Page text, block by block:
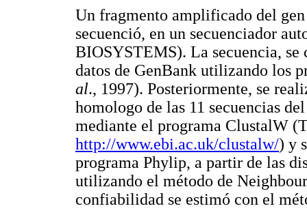
Un fragmento amplificado del
secuenció, en un secuenciador
BIOSYSTEMS). La secuencia, se
datos de GenBank utilizando
al., 1997). Posteriormente, se
homologo de las 11 secuencias
mediante el programa ClustalW
http://www.ebi.ac.uk/clustalw/) y
programa Phylip, a partir de las
utilizando el método de
confiabilidad se estimó con el